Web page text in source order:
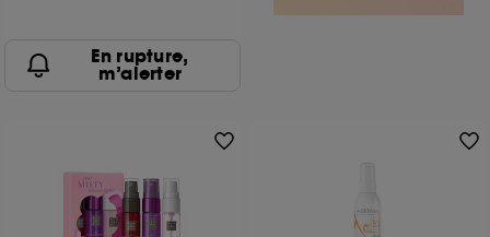
En rupture,
m’alerter